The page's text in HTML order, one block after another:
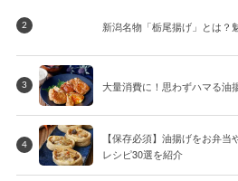
2 新潟名物「栃尾揚げ」とは？
3 大量消費に！思わずハマる油
4
【保存必須】油揚げをお弁
レシピ30選を紹介